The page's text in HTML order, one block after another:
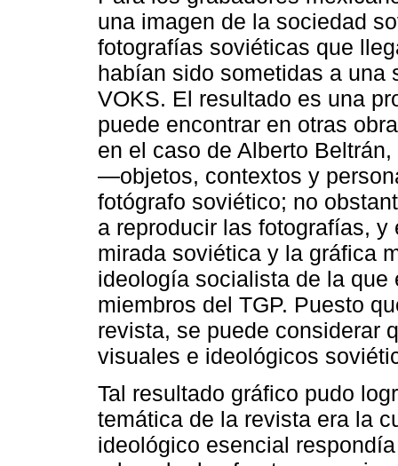
una imagen de la sociedad
fotografías soviéticas que
habían sido sometidas a una
VOKS. El resultado es una
puede encontrar en otras
en el caso de Alberto
―objetos, contextos y
fotógrafo soviético; no
a reproducir las fotografías,
mirada soviética y la gráfica
ideología socialista de la
miembros del TGP. Puesto
revista, se puede considerar
visuales e ideológicos
Tal resultado gráfico pudo
temática de la revista era la
ideológico esencial